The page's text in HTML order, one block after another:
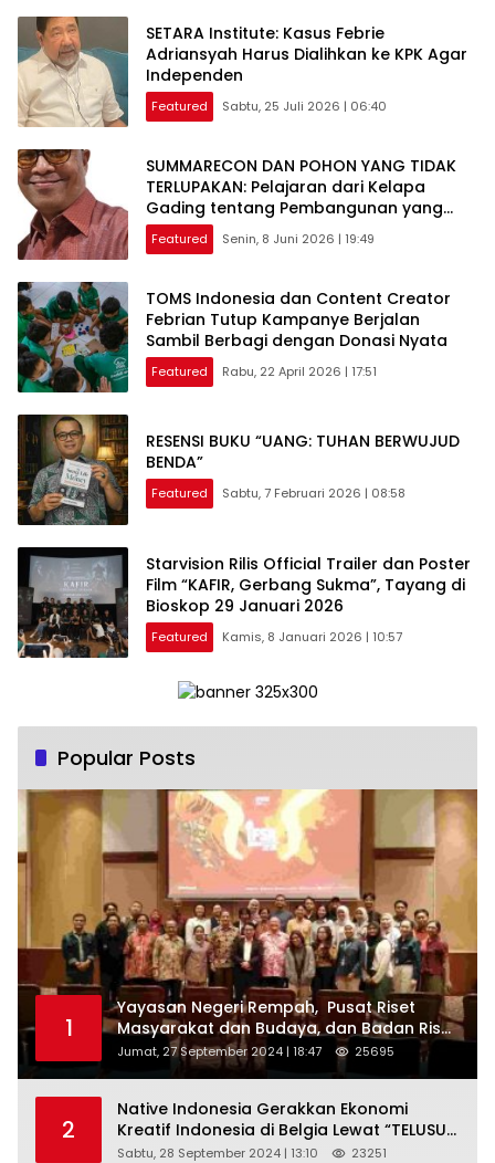
SETARA Institute: Kasus Febrie
Adriansyah Harus Dialihkan ke KPK Agar
Independen
Featured Sabtu, 25 Juli 2026 | 06:40
SUMMARECON DAN POHON YANG TIDAK
TERLUPAKAN: Pelajaran dari Kelapa
Gading tentang Pembangunan yang
Berakar Sejarah
Featured Senin, 8 Juni 2026 | 19:49
TOMS Indonesia dan Content Creator
Febrian Tutup Kampanye Berjalan
Sambil Berbagi dengan Donasi Nyata
Featured Rabu, 22 April 2026 | 17:51
RESENSI BUKU “UANG: TUHAN BERWUJUD
BENDA”
Featured Sabtu, 7 Februari 2026 | 08:58
Starvision Rilis Official Trailer dan Poster
Film “KAFIR, Gerbang Sukma”, Tayang di
Bioskop 29 Januari 2026
Featured Kamis, 8 Januari 2026 | 10:57
Popular Posts
1
Yayasan Negeri Rempah, Pusat Riset
Masyarakat dan Budaya, dan Badan Riset
dan Inovasi Nasional ( BRIN ) Sukses
Gelar International Forum on Spice
Jumat, 27 September 2024 | 18:47 25695
2
Native Indonesia Gerakkan Ekonomi
Kreatif Indonesia di Belgia Lewat “TELUSUR
Kain Indonesia”
Sabtu, 28 September 2024 | 13:10 23251